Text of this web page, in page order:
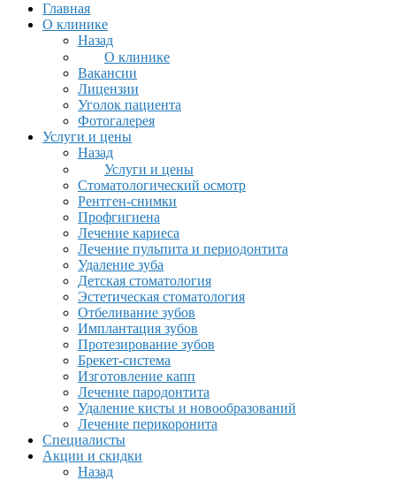
Главная
О клинике
Назад
О клинике
Вакансии
Лицензии
Уголок пациента
Фотогалерея
Услуги и цены
Назад
Услуги и цены
Стоматологический осмотр
Рентген-снимки
Профгигиена
Лечение кариеса
Лечение пульпита и периодонтита
Удаление зуба
Детская стоматология
Эстетическая стоматология
Отбеливание зубов
Имплантация зубов
Протезирование зубов
Брекет-система
Изготовление капп
Лечение пародонтита
Удаление кисты и новообразований
Лечение перикоронита
Специалисты
Акции и скидки
Назад